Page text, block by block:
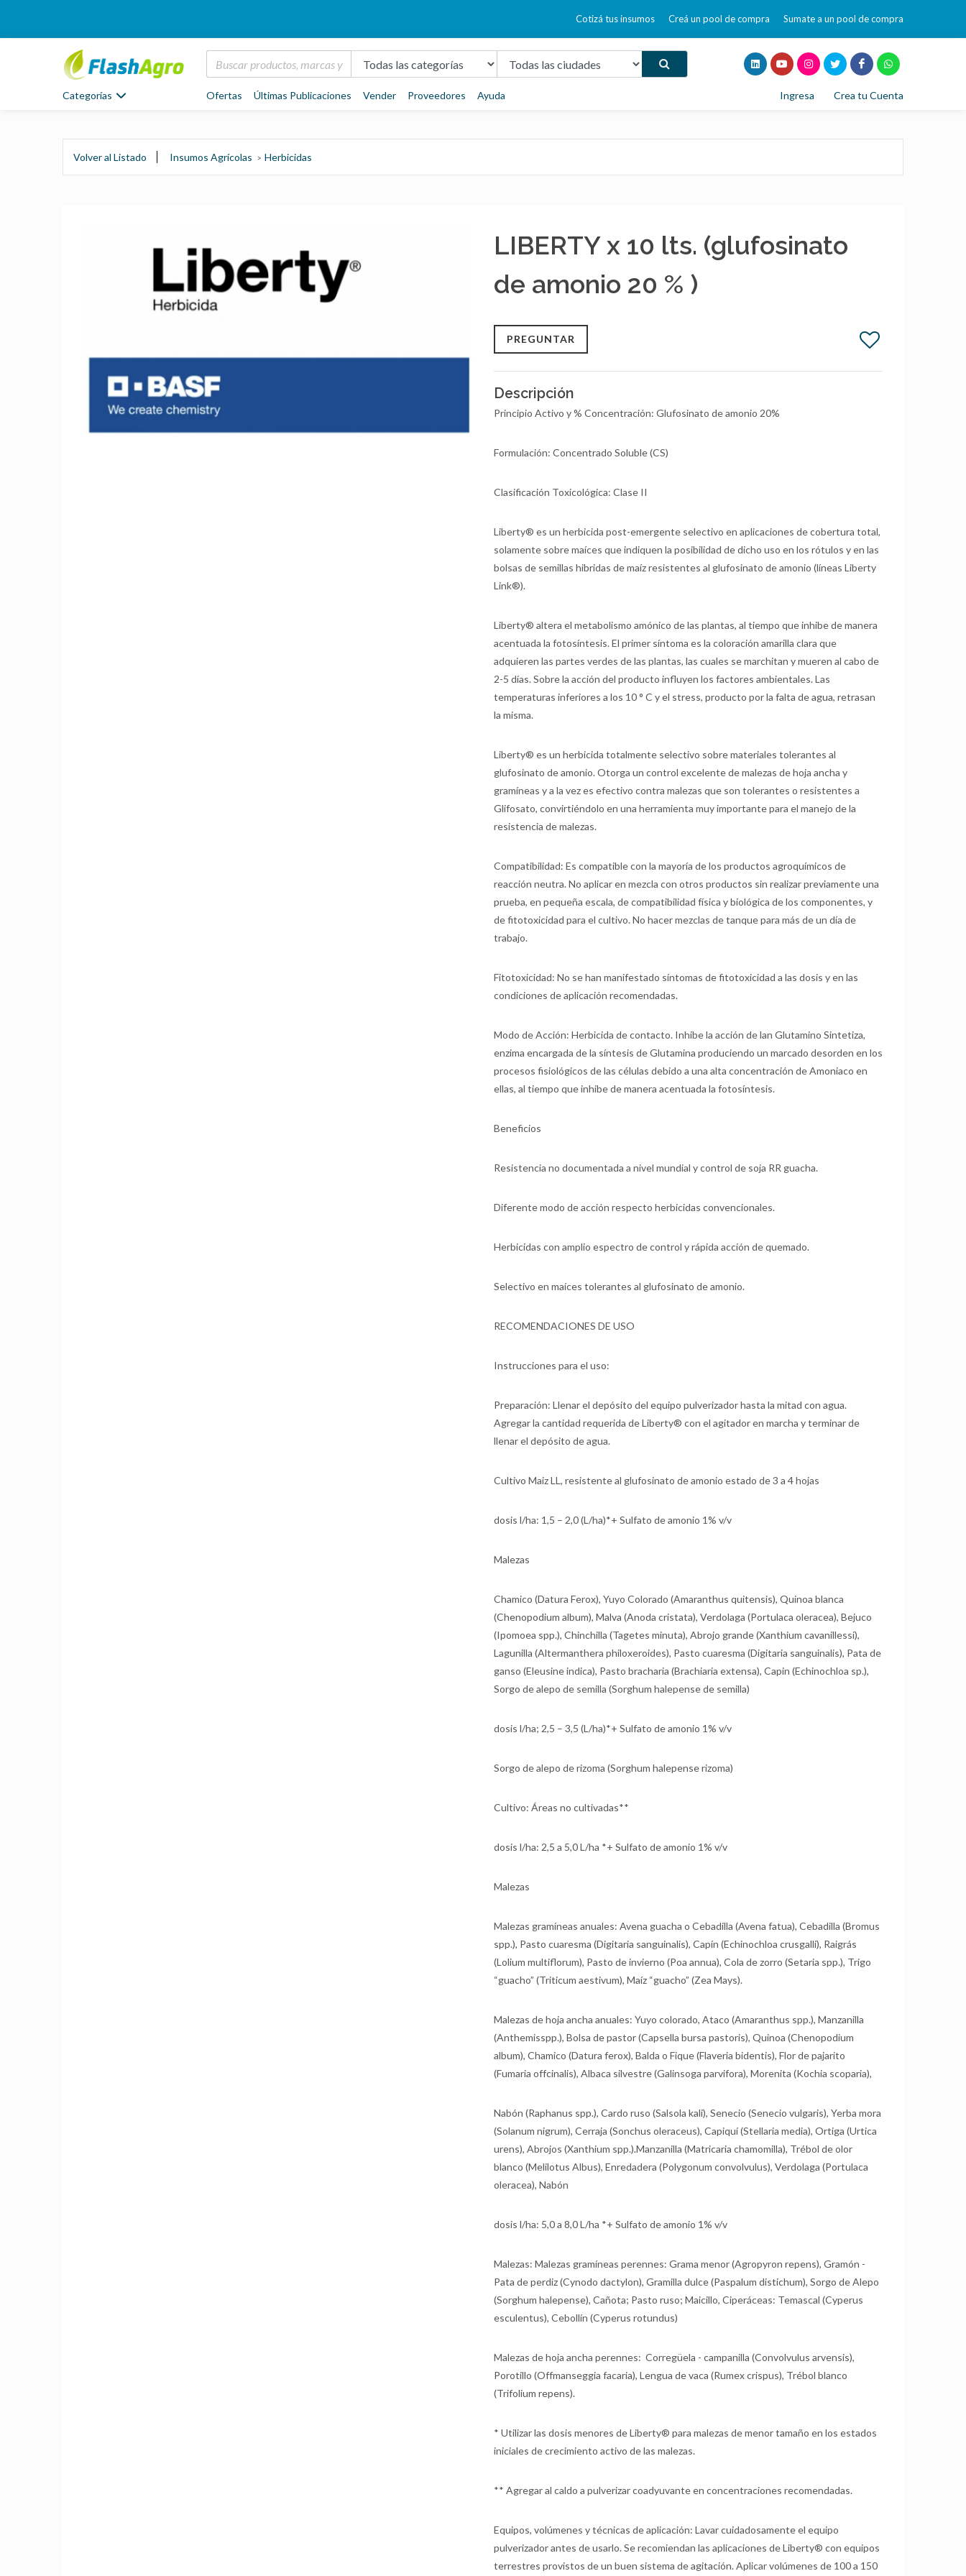
Cotizá tus insumos Creá un pool de compra Sumate a un pool de compra
Categorías Ofertas Últimas Publicaciones Vender Proveedores Ayuda Ingresa Crea tu Cuenta
Volver al Listado Insumos Agrícolas Herbicidas
LIBERTY x 10 lts. (glufosinato
de amonio 20 % )
PREGUNTAR
Descripción
Principio Activo y % Concentración: Glufosinato de amonio 20%
Formulación: Concentrado Soluble (CS)
Clasificación Toxicológica: Clase II
Liberty® es un herbicida post-emergente selectivo en aplicaciones de cobertura total,
solamente sobre maíces que indiquen la posibilidad de dicho uso en los rótulos y en las
bolsas de semillas hibridas de maíz resistentes al glufosinato de amonio (líneas Liberty
Link®).
Liberty® altera el metabolismo amónico de las plantas, al tiempo que inhibe de manera
acentuada la fotosíntesis. El primer síntoma es la coloración amarilla clara que
adquieren las partes verdes de las plantas, las cuales se marchitan y mueren al cabo de
2-5 días. Sobre la acción del producto influyen los factores ambientales. Las
temperaturas inferiores a los 10 ° C y el stress, producto por la falta de agua, retrasan
la misma.
Liberty® es un herbicida totalmente selectivo sobre materiales tolerantes al
glufosinato de amonio. Otorga un control excelente de malezas de hoja ancha y
gramíneas y a la vez es efectivo contra malezas que son tolerantes o resistentes a
Glifosato, convirtiéndolo en una herramienta muy importante para el manejo de la
resistencia de malezas.
Compatibilidad: Es compatible con la mayoría de los productos agroquímicos de
reacción neutra. No aplicar en mezcla con otros productos sin realizar previamente una
prueba, en pequeña escala, de compatibilidad física y biológica de los componentes, y
de fitotoxicidad para el cultivo. No hacer mezclas de tanque para más de un día de
trabajo.
Fitotoxicidad: No se han manifestado síntomas de fitotoxicidad a las dosis y en las
condiciones de aplicación recomendadas.
Modo de Acción: Herbicida de contacto. Inhibe la acción de lan Glutamino Sintetiza,
enzima encargada de la síntesis de Glutamina produciendo un marcado desorden en los
procesos fisiológicos de las células debido a una alta concentración de Amoniaco en
ellas, al tiempo que inhibe de manera acentuada la fotosíntesis.
Beneficios
Resistencia no documentada a nivel mundial y control de soja RR guacha.
Diferente modo de acción respecto herbicidas convencionales.
Herbicidas con amplio espectro de control y rápida acción de quemado.
Selectivo en maíces tolerantes al glufosinato de amonio.
RECOMENDACIONES DE USO
Instrucciones para el uso:
Preparación: Llenar el depósito del equipo pulverizador hasta la mitad con agua.
Agregar la cantidad requerida de Liberty® con el agitador en marcha y terminar de
llenar el depósito de agua.
Cultivo Maiz LL, resistente al glufosinato de amonio estado de 3 a 4 hojas
dosis l/ha: 1,5 – 2,0 (L/ha)*+ Sulfato de amonio 1% v/v
Malezas
Chamico (Datura Ferox), Yuyo Colorado (Amaranthus quitensis), Quinoa blanca
(Chenopodium album), Malva (Anoda cristata), Verdolaga (Portulaca oleracea), Bejuco
(Ipomoea spp.), Chinchilla (Tagetes minuta), Abrojo grande (Xanthium cavanillessi),
Lagunilla (Altermanthera philoxeroides), Pasto cuaresma (Digitaria sanguinalis), Pata de
ganso (Eleusine indica), Pasto bracharia (Brachiaria extensa), Capin (Echinochloa sp.),
Sorgo de alepo de semilla (Sorghum halepense de semilla)
dosis l/ha; 2,5 – 3,5 (L/ha)*+ Sulfato de amonio 1% v/v
Sorgo de alepo de rizoma (Sorghum halepense rizoma)
Cultivo: Áreas no cultivadas**
dosis l/ha: 2,5 a 5,0 L/ha *+ Sulfato de amonio 1% v/v
Malezas
Malezas gramíneas anuales: Avena guacha o Cebadilla (Avena fatua), Cebadilla (Bromus
spp.), Pasto cuaresma (Digitaria sanguinalis), Capín (Echinochloa crusgalli), Raigrás
(Lolium multiflorum), Pasto de invierno (Poa annua), Cola de zorro (Setaria spp.), Trigo
“guacho” (Triticum aestivum), Maíz “guacho” (Zea Mays).
Malezas de hoja ancha anuales: Yuyo colorado, Ataco (Amaranthus spp.), Manzanilla
(Anthemisspp.), Bolsa de pastor (Capsella bursa pastoris), Quinoa (Chenopodium
album), Chamico (Datura ferox), Balda o Fique (Flaveria bidentis), Flor de pajarito
(Fumaria offcinalis), Albaca silvestre (Galinsoga parvifora), Morenita (Kochia scoparia),
Nabón (Raphanus spp.), Cardo ruso (Salsola kali), Senecio (Senecio vulgaris), Yerba mora
(Solanum nigrum), Cerraja (Sonchus oleraceus), Capiquí (Stellaria media), Ortiga (Urtica
urens), Abrojos (Xanthium spp.).Manzanilla (Matricaria chamomilla), Trébol de olor
blanco (Melilotus Albus), Enredadera (Polygonum convolvulus), Verdolaga (Portulaca
oleracea), Nabón
dosis l/ha: 5,0 a 8,0 L/ha *+ Sulfato de amonio 1% v/v
Malezas: Malezas gramíneas perennes: Grama menor (Agropyron repens), Gramón -
Pata de perdiz (Cynodo dactylon), Gramilla dulce (Paspalum distichum), Sorgo de Alepo
(Sorghum halepense), Cañota; Pasto ruso; Maicillo, Ciperáceas: Temascal (Cyperus
esculentus), Cebollín (Cyperus rotundus)
Malezas de hoja ancha perennes: Corregüela - campanilla (Convolvulus arvensis),
Porotillo (Offmanseggia facaria), Lengua de vaca (Rumex crispus), Trébol blanco
(Trifolium repens).
* Utilizar las dosis menores de Liberty® para malezas de menor tamaño en los estados
iniciales de crecimiento activo de las malezas.
** Agregar al caldo a pulverizar coadyuvante en concentraciones recomendadas.
Equipos, volúmenes y técnicas de aplicación: Lavar cuidadosamente el equipo
pulverizador antes de usarlo. Se recomiendan las aplicaciones de Liberty® con equipos
terrestres provistos de un buen sistema de agitación. Aplicar volúmenes de 100 a 150